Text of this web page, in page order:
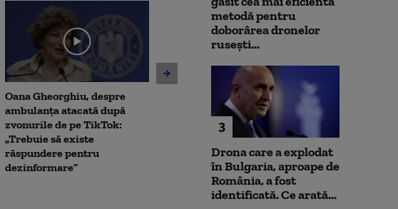
Oana Gheorghiu, despre
ambulanța atacată după
zvonurile de pe TikTok:
„Trebuie să existe
răspundere pentru
dezinformare”
Tinerii care au atacat
ambulanța din Cluj, reținuți
24 de ore. Mărturia
despre scorul
să conving”
metodă pentru
doborârea dronelor
rusești...
3
Drona care a explodat
în Bulgaria, aproape de
România, a fost
identificată. Ce arată...